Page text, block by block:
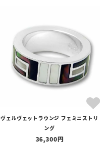
ヴェルヴェットラウンジ フェミニストリ
ング
36,300